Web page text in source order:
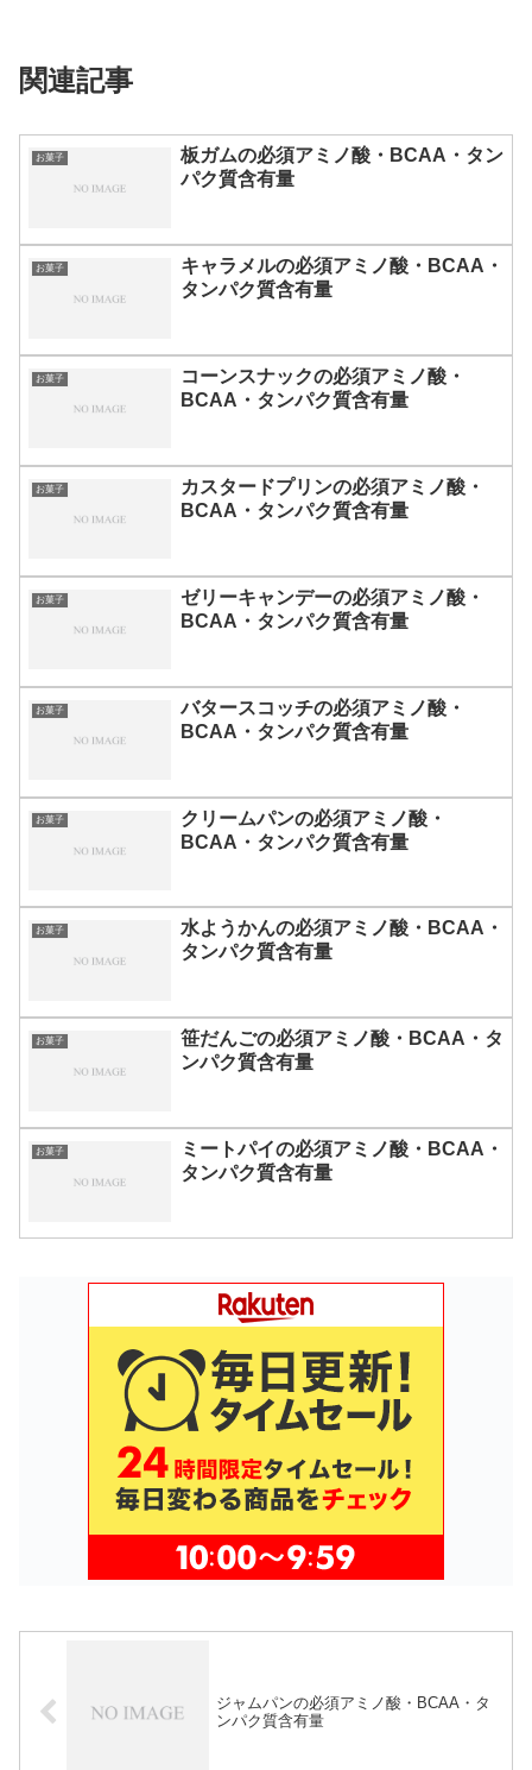
関連記事
お菓子
板ガムの必須アミノ酸・BCAA・タン
パク質含有量
お菓子
キャラメルの必須アミノ酸・BCAA・
タンパク質含有量
お菓子
コーンスナックの必須アミノ酸・
BCAA・タンパク質含有量
お菓子
カスタードプリンの必須アミノ酸・
BCAA・タンパク質含有量
お菓子
ゼリーキャンデーの必須アミノ酸・
BCAA・タンパク質含有量
お菓子
バタースコッチの必須アミノ酸・
BCAA・タンパク質含有量
お菓子
クリームパンの必須アミノ酸・
BCAA・タンパク質含有量
お菓子
水ようかんの必須アミノ酸・BCAA・
タンパク質含有量
お菓子
笹だんごの必須アミノ酸・BCAA・タ
ンパク質含有量
お菓子
ミートパイの必須アミノ酸・BCAA・
タンパク質含有量
ジャムパンの必須アミノ酸・BCAA・タ
ンパク質含有量